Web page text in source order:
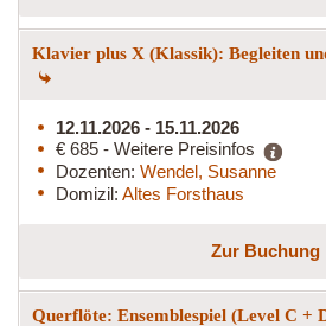
Klavier plus X (Klassik): Begleiten
12.11.2026 - 15.11.2026
€ 685 - Weitere Preisinfos
Dozenten: Wendel, Susanne
Domizil: Altes Forsthaus
Zur Buchung
Querflöte: Ensemblespiel (Level C +